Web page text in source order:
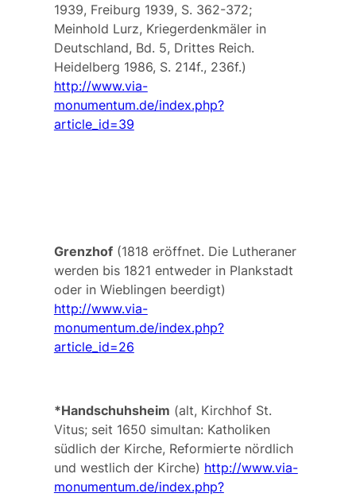
1939, Freiburg 1939, S. 362-372;
Meinhold Lurz, Kriegerdenkmäler in
Deutschland, Bd. 5, Drittes Reich.
Heidelberg 1986, S. 214f., 236f.)
http://www.via-
monumentum.de/index.php?
article_id=39
Grenzhof(1818 eröffnet. Die Lutheraner
werden bis 1821 entweder in Plankstadt
oder in Wieblingen beerdigt)
http://www.via-
monumentum.de/index.php?
article_id=26
*Handschuhsheim (alt, Kirchhof St.
Vitus; seit 1650 simultan: Katholiken
südlich der Kirche, Reformierte nördlich
und westlich der Kirche) http://www.via-
monumentum.de/index.php?